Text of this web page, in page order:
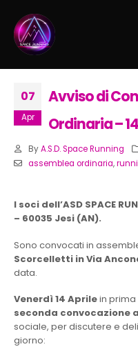
07
Apr
Avviso di
Ordinaria –
By A.S.D. Space Running
assemblea ordinaria,
I soci dell’ASD SPACE
– 60035 Jesi (AN).
Sono convocati in
Scorcelletti in Via
data.
Venerdì 14 Aprilein prima
seconda convocazione
sociale, per discutere e
giorno: